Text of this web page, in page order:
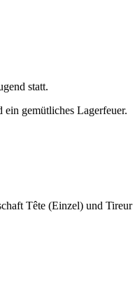
statt.
gemütliches Lagerfeuer.
Tête (Einzel) und